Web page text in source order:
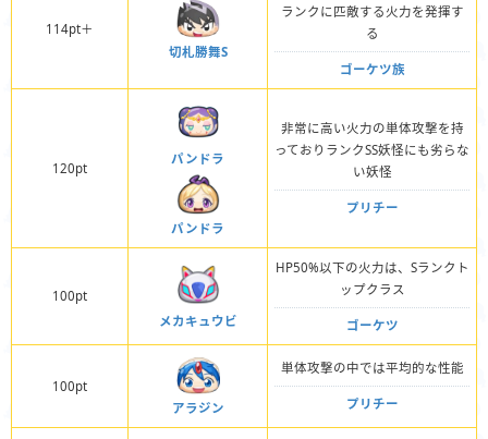
114pt＋
切札勝舞S
ランクに匹敵する火力を発揮す
る
ゴーケツ族
120pt
パンドラ
パンドラ
非常に高い火力の単体攻撃を持
っておりランクSS妖怪にも劣らな
い妖怪
プリチー
100pt
メカキュウビ
HP50%以下の火力は、Sランクト
ップクラス
ゴーケツ
100pt
アラジン
単体攻撃の中では平均的な性能
プリチー